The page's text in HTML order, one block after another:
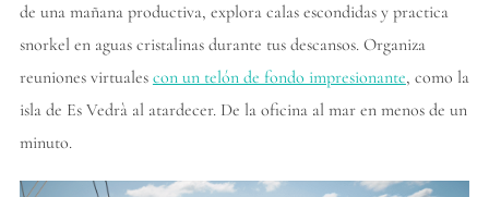
de una mañana productiva, explora calas escondidas y practica
snorkel en aguas cristalinas durante tus descansos. Organiza
reuniones virtuales con un telón de fondo impresionante, como la
isla de Es Vedrà al atardecer. De la oficina al mar en menos de un
minuto.